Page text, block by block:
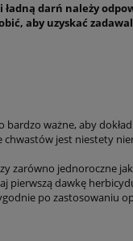
darń należy
aby uzyskać
ważne, aby
jest niestety
zarówno jednoroczne
pierwszą dawkę
po zastosowaniu